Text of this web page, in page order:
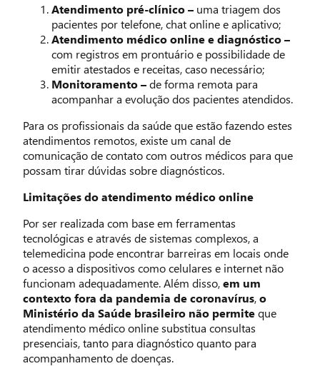
Atendimento pré-clínico – uma triagem dos
pacientes por telefone, chat online e aplicativo;
Atendimento médico online e diagnóstico –
com registros em prontuário e possibilidade de
emitir atestados e receitas, caso necessário;
Monitoramento –de forma remota para
acompanhar a evolução dos pacientes atendidos.
Para os profissionais da saúde que estão fazendo estes
atendimentos remotos, existe um canal de
comunicação de contato com outros médicos para que
possam tirar dúvidas sobre diagnósticos.
Limitações do atendimento médico online
Por ser realizada com base em ferramentas
tecnológicas e através de sistemas complexos, a
telemedicina pode encontrar barreiras em locais onde
o acesso a dispositivos como celulares e internet não
funcionam adequadamente. Além disso,em um
contexto fora da pandemia de coronavírus,o
Ministério da Saúde brasileiro não permiteque
atendimento médico online substitua consultas
presenciais, tanto para diagnóstico quanto para
acompanhamento de doenças.